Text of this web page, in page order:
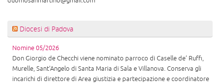
Diocesi di Padova
Nomine 05/2026
Don Giorgio de Checchi viene nominato parroco di Caselle de’ Ruffi,
Murelle, Sant’Angelo di Santa Maria di Sala e Villanova. Conserva gli
incarichi di direttore di Area giustizia e partecipazione e coordinatore